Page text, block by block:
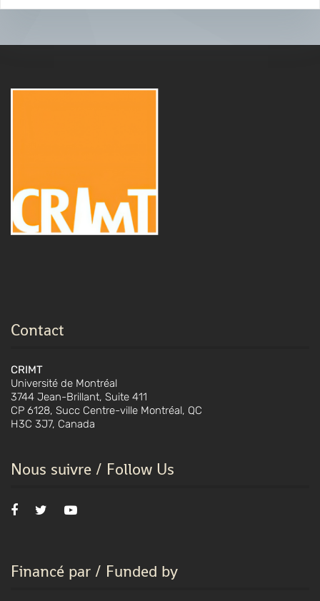
Contact
CRIMT
Université de Montréal
3744 Jean-Brillant, Suite 411
CP 6128, Succ Centre-ville Montréal, QC
H3C 3J7, Canada
Nous suivre / Follow Us
Financé par / Funded by